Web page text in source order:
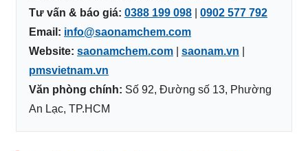
Tư vấn & báo giá: 0388 199 098
0902 577 792
Email: info@saonamchem.com
Website: saonamchem.com saonam.vn
pmsvietnam.vn
Văn phòng chính: Số 92, Đường số 13, Phường
An Lạc, TP.HCM